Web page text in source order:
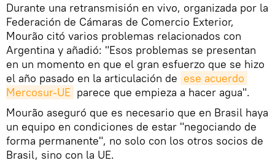
Durante una retransmisión en vivo, organizada por la
Federación de Cámaras de Comercio Exterior,
Mourão citó varios problemas relacionados con
Argentina y añadió: "Esos problemas se presentan
en un momento en que el gran esfuerzo que se hizo
el año pasado en la articulación de ese acuerdo
Mercosur-UE parece que empieza a hacer agua".
Mourão aseguró que es necesario que en Brasil haya
un equipo en condiciones de estar "negociando de
forma permanente", no solo con los otros socios de
Brasil, sino con la UE.